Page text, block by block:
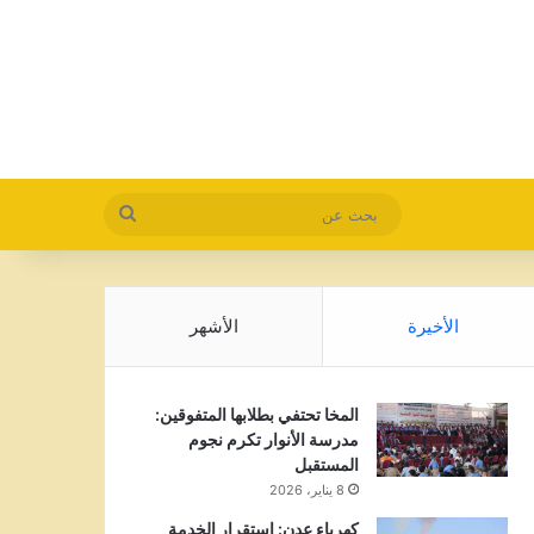
بحث
عن
الأخيرة الأشهر
المخا تحتفي بطلابها المتفوقين:
مدرسة الأنوار تكرم نجوم
المستقبل
8 يناير، 2026
كهرباء عدن: استقرار الخدمة